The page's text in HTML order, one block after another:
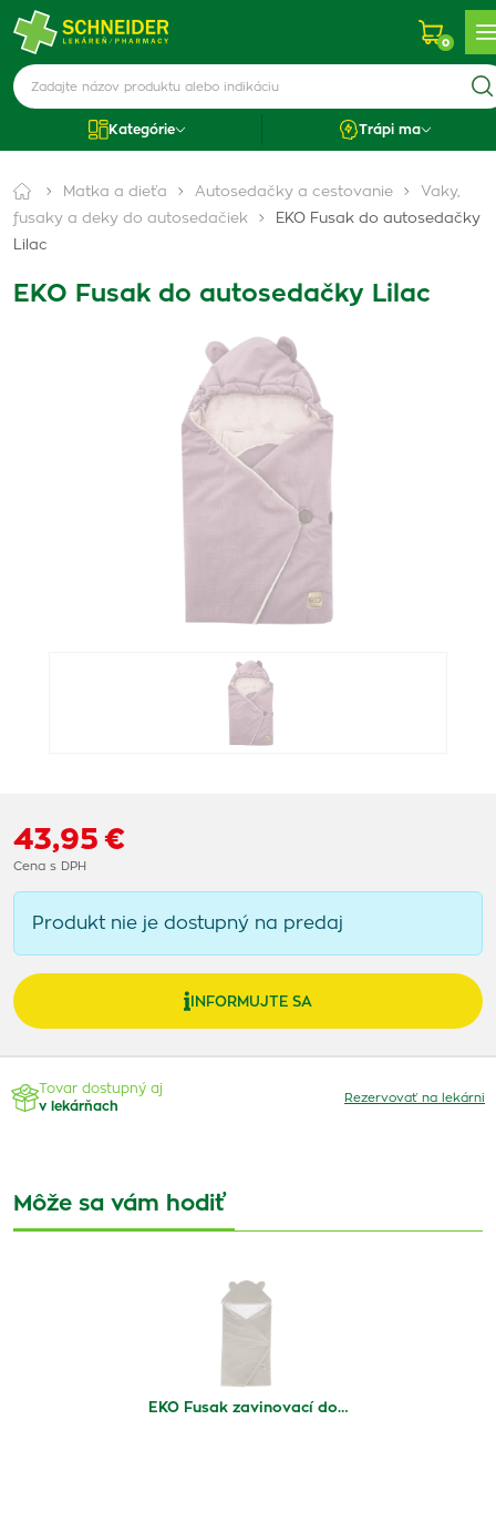
0
Kategórie Trápi ma
Matka a dieťa Autosedačky a cestovanie
Vaky,
fusaky a deky do autosedačiek
EKO Fusak do autosedačky
Lilac
EKO Fusak do autosedačky Lilac
43,95 €
Cena s DPH
Produkt nie je dostupný na predaj
INFORMUJTE SA
Tovar dostupný aj
v lekárňach
Rezervovať na lekárni
Môže sa vám hodiť
EKO Fusak zavinovací do…